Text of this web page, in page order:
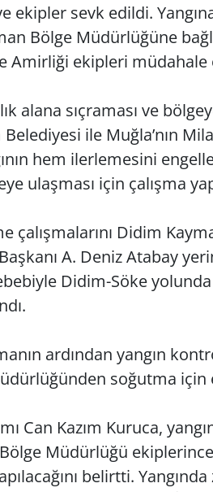
ekipler sevk edildi.
Bölge Müdürlüğüne
Amirliği ekipleri müdahale
alana sıçraması ve
ile Muğla’nın
hem ilerlemesini
ulaşması için çalışma
çalışmalarını Didim
A. Deniz Atabay
Didim-Söke
ardından yangın
soğutma için
Can Kazım Kuruca,
Müdürlüğü
belirtti.